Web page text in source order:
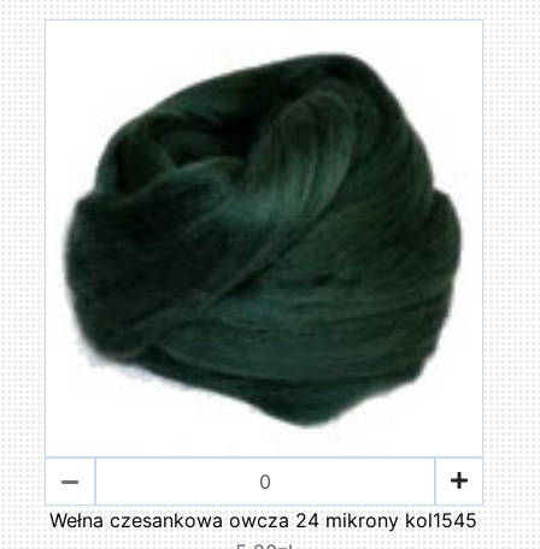
Wełna czesankowa owcza 24 mikrony kol1545